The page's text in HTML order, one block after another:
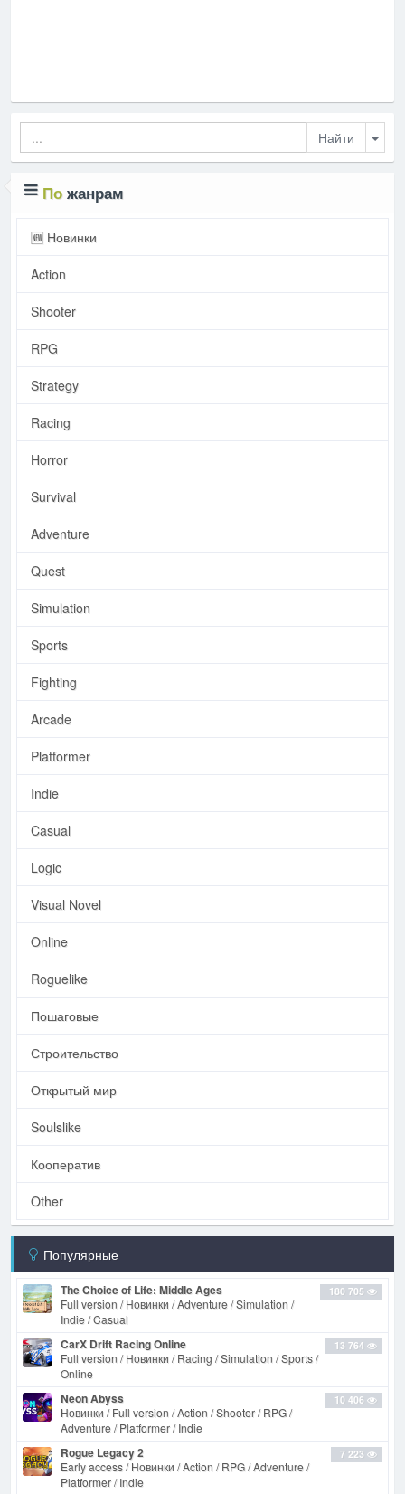
По жанрам
🆕 Новинки
Action
Shooter
RPG
Strategy
Racing
Horror
Survival
Adventure
Quest
Simulation
Sports
Fighting
Arcade
Platformer
Indie
Casual
Logic
Visual Novel
Online
Roguelike
Пошаговые
Строительство
Открытый мир
Soulslike
Кооператив
Other
Популярные
180 705
The Choice of Life: Middle Ages
Full version / Новинки / Adventure / Simulation /
Indie / Casual
13 764
CarX Drift Racing Online
Full version / Новинки / Racing / Simulation / Sports /
Online
10 406
Neon Abyss
Новинки / Full version / Action / Shooter / RPG /
Adventure / Platformer / Indie
7 223
Rogue Legacy 2
Early access / Новинки / Action / RPG / Adventure /
Platformer / Indie